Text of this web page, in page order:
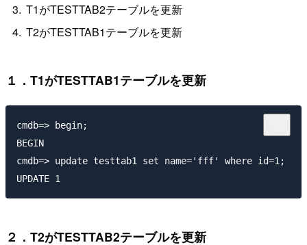
T1がTESTTAB2テーブルを更新
T2がTESTTAB1テーブルを更新
１．T1がTESTTAB1テーブルを更新
cmdb=> begin;
BEGIN
cmdb=> update testtab1 set name='fff' where id=1;
２．T2がTESTTAB2テーブルを更新